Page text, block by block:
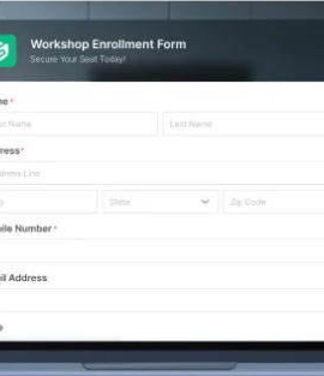
FORM elimina la necessità di
agli intervistati di scansionare
sui propri smartphone,
collegato e rendendo l'intero